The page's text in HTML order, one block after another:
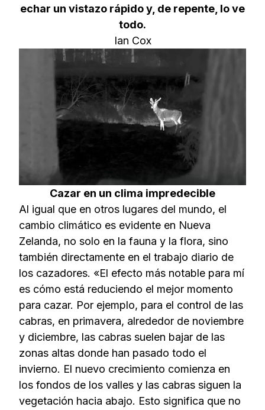
echar un vistazo rápido y, de repente, lo ve
todo.
Ian Cox
Cazar en un clima impredecible
Al igual que en otros lugares del mundo, el
cambio climático es evidente en Nueva
Zelanda, no solo en la fauna y la flora, sino
también directamente en el trabajo diario de
los cazadores. «El efecto más notable para mí
es cómo está reduciendo el mejor momento
para cazar. Por ejemplo, para el control de las
cabras, en primavera, alrededor de noviembre
y diciembre, las cabras suelen bajar de las
zonas altas donde han pasado todo el
invierno. El nuevo crecimiento comienza en
los fondos de los valles y las cabras siguen la
vegetación hacia abajo. Esto significa que no